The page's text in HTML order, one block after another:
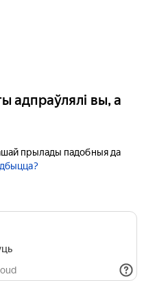
адпраўлялі вы, а
прылады падобныя да